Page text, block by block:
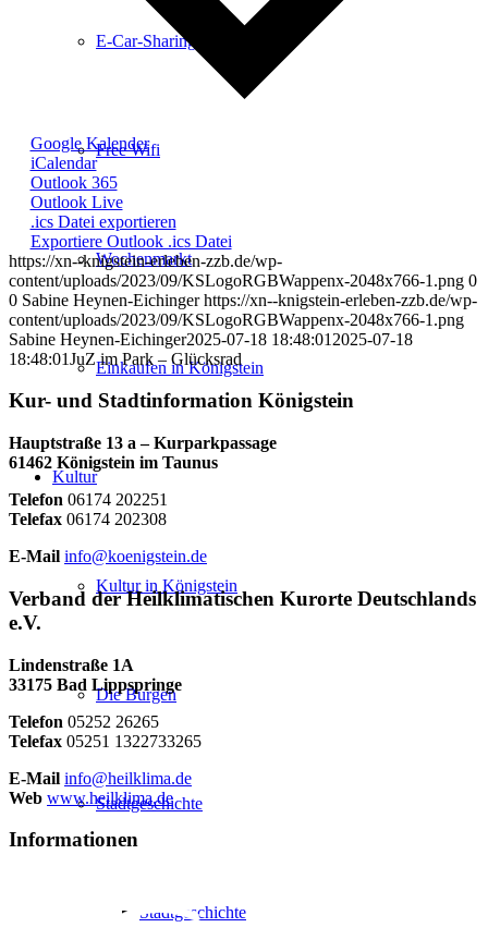
E-Car-Sharing
Free Wifi
Wochenmarkt
Einkaufen in Königstein
Kultur
Kultur in Königstein
Die Burgen
Stadtgeschichte
Stadtgeschichte
Google Kalender
iCalendar
Outlook 365
Outlook Live
.ics Datei exportieren
Exportiere Outlook .ics Datei
https://xn--knigstein-erleben-zzb.de/wp-
content/uploads/2023/09/KSLogoRGBWappenx-2048x766-1.png 0
0 Sabine Heynen-Eichinger https://xn--knigstein-erleben-zzb.de/wp-
content/uploads/2023/09/KSLogoRGBWappenx-2048x766-1.png
Sabine Heynen-Eichinger2025-07-18 18:48:01 2025-07-18
18:48:01JuZ im Park – Glücksrad
Kur- und Stadtinformation Königstein
Hauptstraße 13 a – Kurparkpassage
61462 Königstein im Taunus
Telefon 06174 202251
Telefax 06174 202308
E-Mail info@koenigstein.de
Verband der Heilklimatischen Kurorte Deutschlands
e.V.
Lindenstraße 1A
33175 Bad Lippspringe
Telefon 05252 26265
Telefax 05251 1322733265
E-Mail info@heilklima.de
Web www.heilklima.de
Informationen